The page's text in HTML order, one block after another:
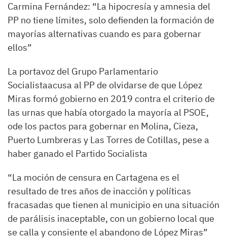
Carmina Fernández: “La hipocresía y amnesia del
PP no tiene límites, solo defienden la formación de
mayorías alternativas cuando es para gobernar
ellos”
La portavoz del Grupo Parlamentario
Socialistaacusa al PP de olvidarse de que López
Miras formó gobierno en 2019 contra el criterio de
las urnas que había otorgado la mayoría al PSOE,
ode los pactos para gobernar en Molina, Cieza,
Puerto Lumbreras y Las Torres de Cotillas, pese a
haber ganado el Partido Socialista
“La moción de censura en Cartagena es el
resultado de tres años de inacción y políticas
fracasadas que tienen al municipio en una situación
de parálisis inaceptable, con un gobierno local que
se calla y consiente el abandono de López Miras”